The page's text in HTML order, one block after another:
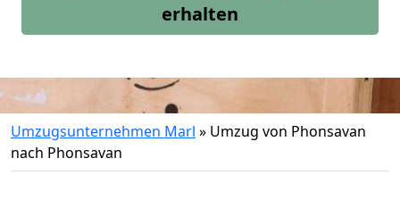
erhalten
Umzugsunternehmen Marl » Umzug von Phonsavan
nach Phonsavan